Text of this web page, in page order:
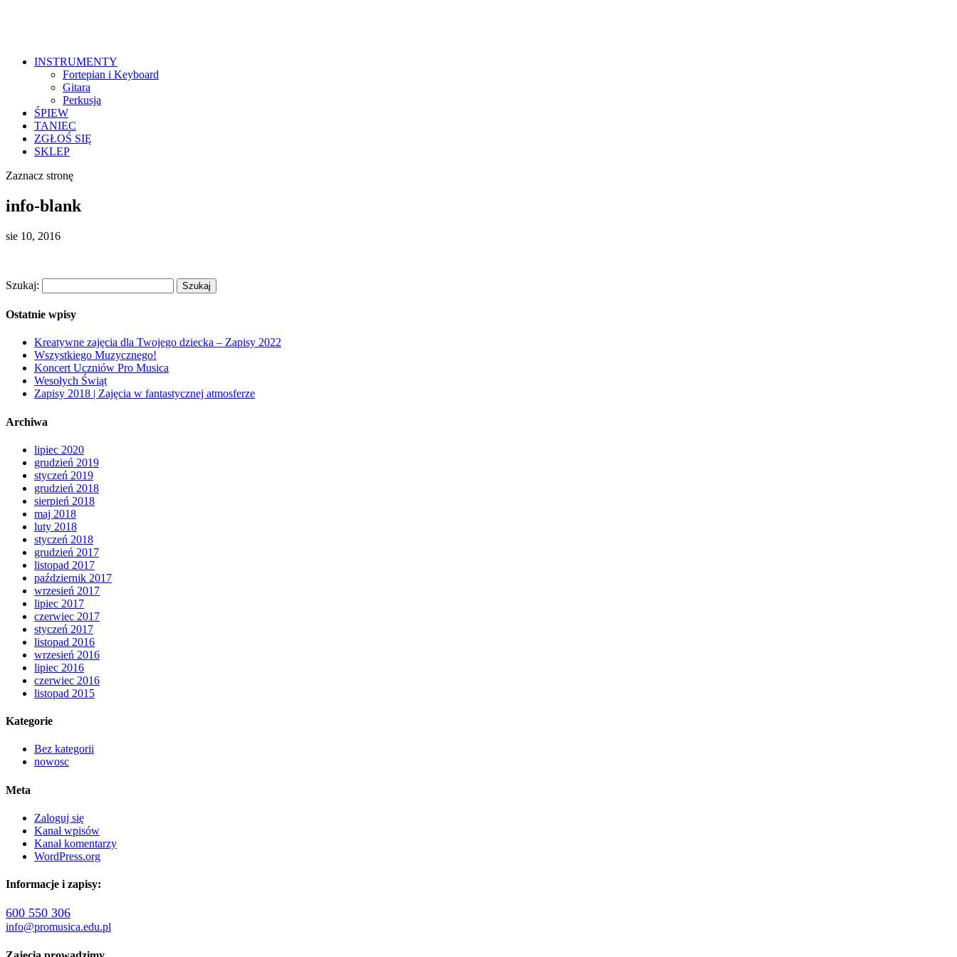
INSTRUMENTY
Fortepian i Keyboard
Gitara
Perkusja
ŚPIEW
TANIEC
ZGŁOŚ SIĘ
SKLEP
Zaznacz stronę
info-blank
sie 10, 2016
Szukaj:
Ostatnie wpisy
Kreatywne zajęcia dla Twojego dziecka – Zapisy 2022
Wszystkiego Muzycznego!
Koncert Uczniów Pro Musica
Wesołych Świąt
Zapisy 2018 | Zajęcia w fantastycznej atmosferze
Archiwa
lipiec 2020
grudzień 2019
styczeń 2019
grudzień 2018
sierpień 2018
maj 2018
luty 2018
styczeń 2018
grudzień 2017
listopad 2017
październik 2017
wrzesień 2017
lipiec 2017
czerwiec 2017
styczeń 2017
listopad 2016
wrzesień 2016
lipiec 2016
czerwiec 2016
listopad 2015
Kategorie
Bez kategorii
nowosc
Meta
Zaloguj się
Kanał wpisów
Kanał komentarzy
WordPress.org
Informacje i zapisy:
600 550 306
info@promusica.edu.pl